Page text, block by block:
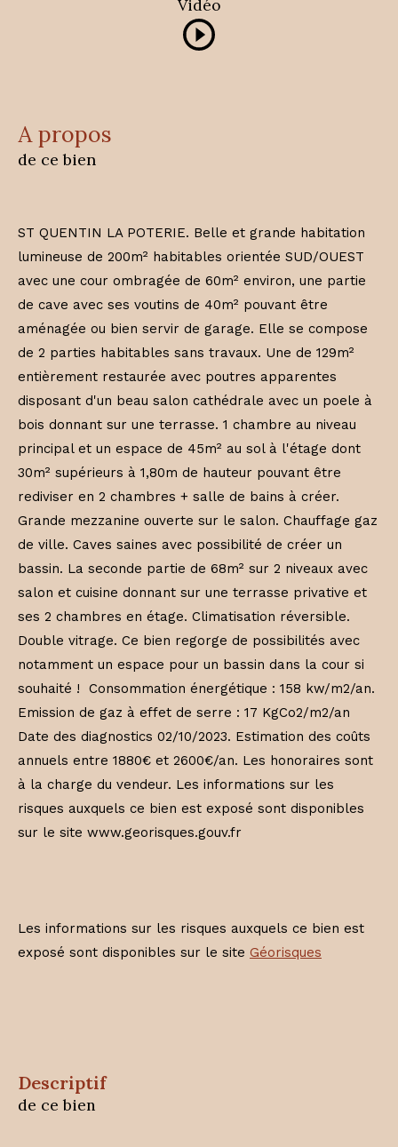
Vidéo
a propos
de ce bien
ST QUENTIN LA POTERIE. Belle et grande habitation
lumineuse de 200m² habitables orientée SUD/OUEST
avec une cour ombragée de 60m² environ, une partie
de cave avec ses voutins de 40m² pouvant être
aménagée ou bien servir de garage. Elle se compose
de 2 parties habitables sans travaux. Une de 129m²
entièrement restaurée avec poutres apparentes
disposant d'un beau salon cathédrale avec un poele à
bois donnant sur une terrasse. 1 chambre au niveau
principal et un espace de 45m² au sol à l'étage dont
30m² supérieurs à 1,80m de hauteur pouvant être
rediviser en 2 chambres + salle de bains à créer.
Grande mezzanine ouverte sur le salon. Chauffage gaz
de ville. Caves saines avec possibilité de créer un
bassin. La seconde partie de 68m² sur 2 niveaux avec
salon et cuisine donnant sur une terrasse privative et
ses 2 chambres en étage. Climatisation réversible.
Double vitrage. Ce bien regorge de possibilités avec
notamment un espace pour un bassin dans la cour si
souhaité ! Consommation énergétique : 158 kw/m2/an.
Emission de gaz à effet de serre : 17 KgCo2/m2/an
Date des diagnostics 02/10/2023. Estimation des coûts
annuels entre 1880€ et 2600€/an. Les honoraires sont
à la charge du vendeur. Les informations sur les
risques auxquels ce bien est exposé sont disponibles
sur le site www.georisques.gouv.fr
Les informations sur les risques auxquels ce bien est
exposé sont disponibles sur le site Géorisques
descriptif
de ce bien